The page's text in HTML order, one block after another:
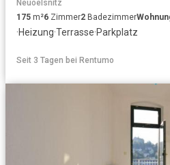
Neuoelsnitz
175 m²6 Zimmer2 Badezimmer
·Heizung·Terrasse·Parkplatz
Seit 3 Tagen bei Rentumo